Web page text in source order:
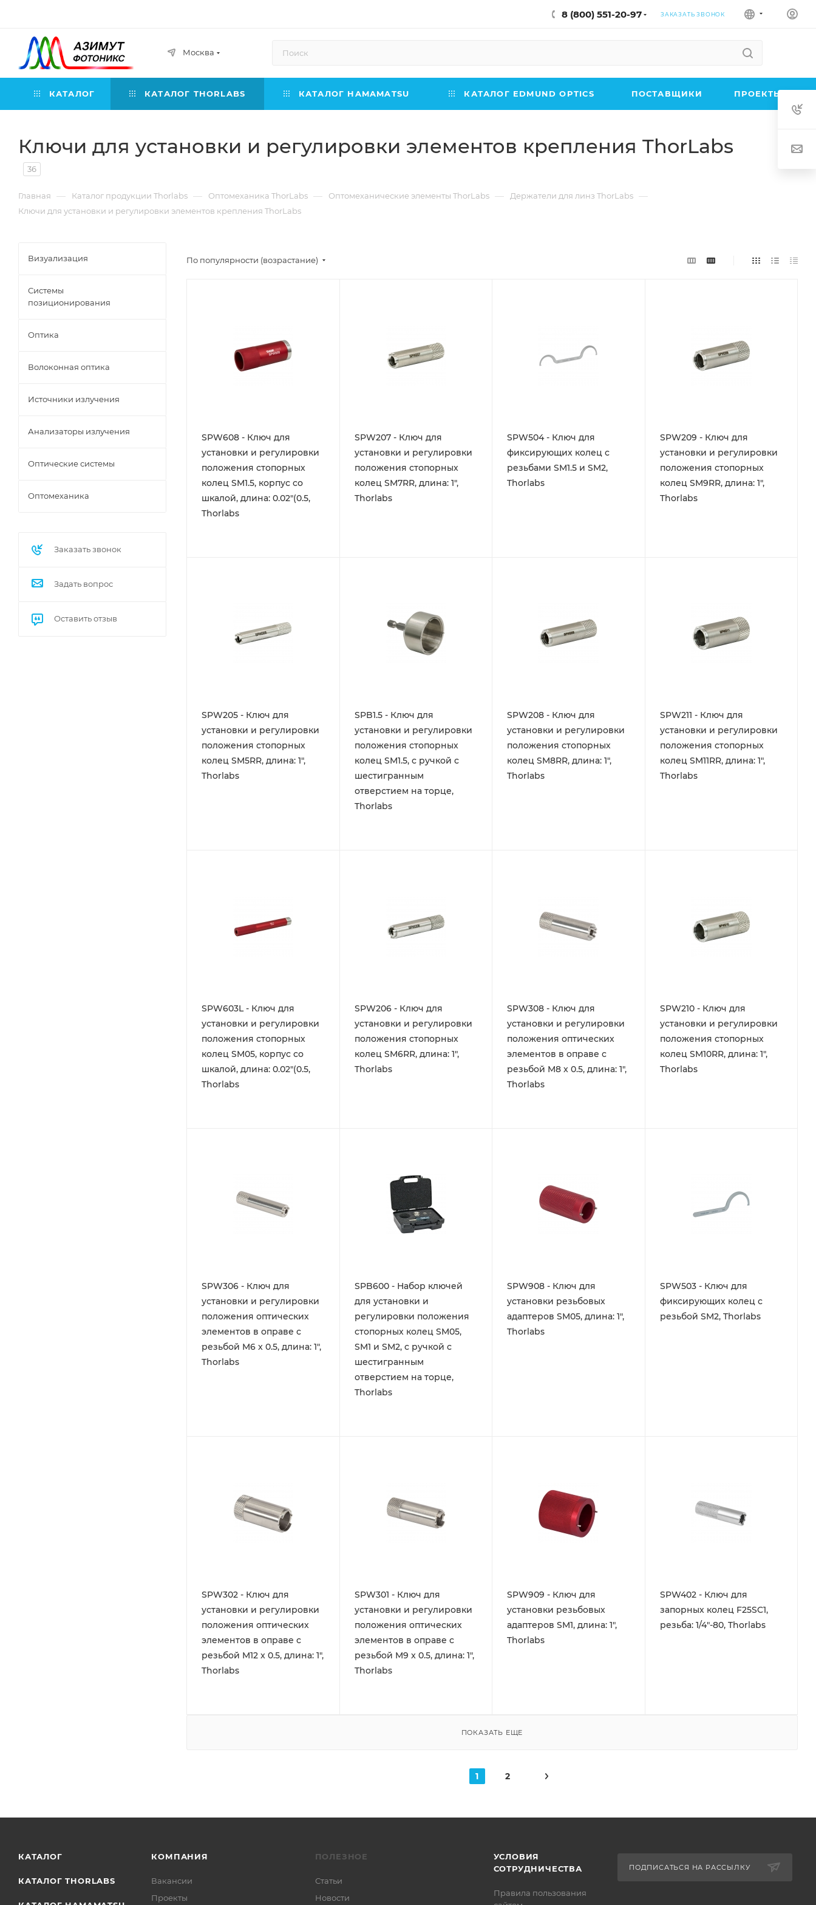
8 (800) 551-20-97 ЗАКАЗАТЬ ЗВОНОК
Москва
КАТАЛОГ КАТАЛОГ THORLABS КАТАЛОГ HAMAMATSU КАТАЛОГ EDMUND OPTICS ПОСТАВЩИКИ ПРОЕКТЫ
Ключи для установки и регулировки элементов крепления ThorLabs
36
Главная — Каталог продукции Thorlabs — Оптомеханика ThorLabs — Оптомеханические элементы ThorLabs — Держатели для линз ThorLabs —
Ключи для установки и регулировки элементов крепления ThorLabs
По популярности (возрастание)
SPW608 - Ключ для
установки и регулировки
положения стопорных
колец SM1.5, корпус со
шкалой, длина: 0.02"(0.5,
Thorlabs
SPW207 - Ключ для
установки и регулировки
положения стопорных
колец SM7RR, длина: 1",
Thorlabs
SPW504 - Ключ для
фиксирующих колец с
резьбами SM1.5 и SM2,
Thorlabs
SPW209 - Ключ для
установки и регулировки
положения стопорных
колец SM9RR, длина: 1",
Thorlabs
SPW205 - Ключ для
установки и регулировки
положения стопорных
колец SM5RR, длина: 1",
Thorlabs
SPB1.5 - Ключ для
установки и регулировки
положения стопорных
колец SM1.5, с ручкой с
шестигранным
отверстием на торце,
Thorlabs
SPW208 - Ключ для
установки и регулировки
положения стопорных
колец SM8RR, длина: 1",
Thorlabs
SPW211 - Ключ для
установки и регулировки
положения стопорных
колец SM11RR, длина: 1",
Thorlabs
SPW603L - Ключ для
установки и регулировки
положения стопорных
колец SM05, корпус со
шкалой, длина: 0.02"(0.5,
Thorlabs
SPW206 - Ключ для
установки и регулировки
положения стопорных
колец SM6RR, длина: 1",
Thorlabs
SPW308 - Ключ для
установки и регулировки
положения оптических
элементов в оправе с
резьбой M8 x 0.5, длина: 1",
Thorlabs
SPW210 - Ключ для
установки и регулировки
положения стопорных
колец SM10RR, длина: 1",
Thorlabs
SPW306 - Ключ для
установки и регулировки
положения оптических
элементов в оправе с
резьбой M6 x 0.5, длина: 1",
Thorlabs
SPB600 - Набор ключей
для установки и
регулировки положения
стопорных колец SM05,
SM1 и SM2, с ручкой с
шестигранным
отверстием на торце,
Thorlabs
SPW908 - Ключ для
установки резьбовых
адаптеров SM05, длина: 1",
Thorlabs
SPW503 - Ключ для
фиксирующих колец с
резьбой SM2, Thorlabs
SPW302 - Ключ для
установки и регулировки
положения оптических
элементов в оправе с
резьбой M12 x 0.5, длина: 1",
Thorlabs
SPW301 - Ключ для
установки и регулировки
положения оптических
элементов в оправе с
резьбой M9 x 0.5, длина: 1",
Thorlabs
SPW909 - Ключ для
установки резьбовых
адаптеров SM1, длина: 1",
Thorlabs
SPW402 - Ключ для
запорных колец F25SC1,
резьба: 1/4"-80, Thorlabs
ПОКАЗАТЬ ЕЩЕ
1 2
Визуализация
Системы
позиционирования
Оптика
Волоконная оптика
Источники излучения
Анализаторы излучения
Оптические системы
Оптомеханика
Заказать звонок
Задать вопрос
Оставить отзыв
КАТАЛОГ
КАТАЛОГ THORLABS
КОМПАНИЯ
Вакансии
Проекты
ПОЛЕЗНОЕ
Статьи
Новости
УСЛОВИЯ
СОТРУДНИЧЕСТВА
Правила пользования
ПОДПИСАТЬСЯ НА РАССЫЛКУ